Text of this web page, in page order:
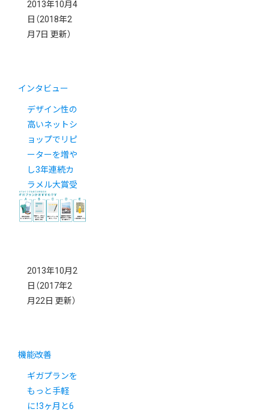
2013年10月4
日 （2018年2
月7日 更新）
インタビュー
デザイン性の
高いネットシ
ョップでリピ
ーターを増や
し3年連続カ
ラメル大賞受
賞
2013年10月2
日 （2017年2
月22日 更新）
機能改善
ギガプランを
もっと手軽
に！3ヶ月と6